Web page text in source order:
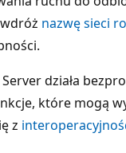
nazwę sieci
działa
które mogą
z